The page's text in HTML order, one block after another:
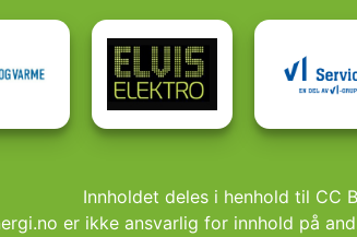
Innholdet deles i henhold til CC
er ikke ansvarlig for innhold på